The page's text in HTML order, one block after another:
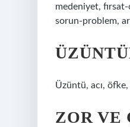
medeniyet,
sorun-problem,
Üzüntü, acı, öfke,
ZOR VE